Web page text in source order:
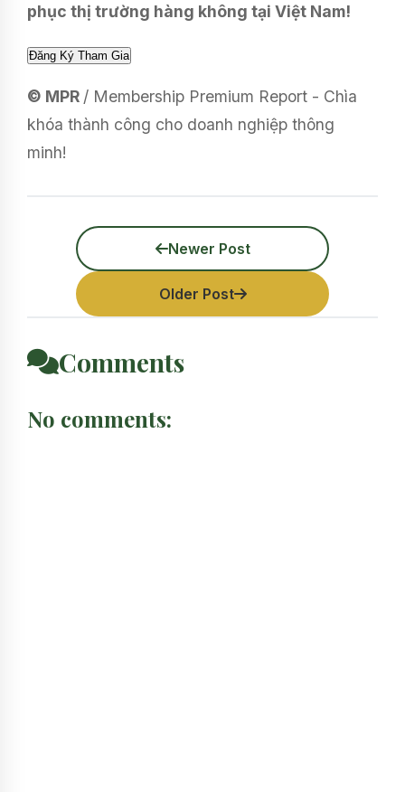
phục thị trường hàng không tại Việt Nam!
© MPR / Membership Premium Report - Chìa
khóa thành công cho doanh nghiệp thông
minh!
Newer Post
Older Post
Comments
No comments: